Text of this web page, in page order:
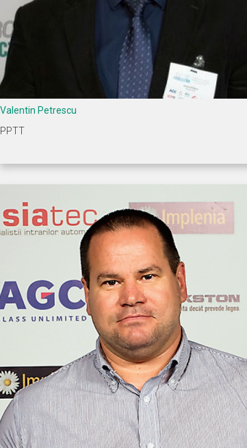
Valentin Petrescu
PPTT